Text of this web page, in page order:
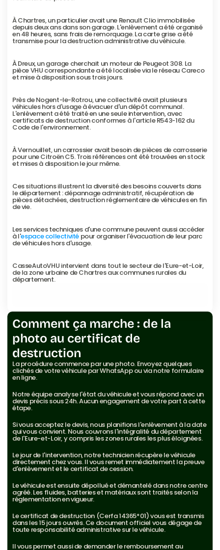
À Chartres, un particulier avait une Renault Clio immobilisée
depuis deux ans dans son garage. L'enlèvement a été organisé
en 48 heures, sans frais de remorquage. La carte grise a été
transmise pour la destruction administrative du véhicule.
À Dreux, un garage cherchait un moteur de Peugeot 308. La
pièce VHU correspondante a été localisée via le réseau Careco
et mise à disposition sous trois jours.
Près de Nogent-le-Rotrou, une collectivité avait plusieurs
véhicules hors d'usage à évacuer d'un dépôt communal.
L'enlèvement a été traité en une seule intervention, avec
certificats de destruction conformes à l'article R543-162 du
Code de l'environnement.
À Vernouillet, un carrossier avait besoin de pièces de carrosserie
pour une Citroën C5. Trois références ont été trouvées en stock
et mises à disposition le jour même.
Ces situations illustrent la diversité des besoins couverts dans
le département : dépannage administratif, récupération de
pièces détachées, destruction réglementaire de véhicules en fin
de vie.
Les services techniques d'une commune peuvent aussi accéder
à l'espace collectivité pour organiser l'évacuation de leur parc
de véhicules hors d'usage.
CasseAutoVHU intervient dans tout le secteur de l'Eure-et-Loir,
de la zone urbaine de Chartres aux communes rurales du
département.
Comment ça marche : de la
photo au certificat de
destruction
La procédure commence par une photo. Envoyez quelques
clichés de votre véhicule par WhatsApp ou via notre formulaire
en ligne.
Notre équipe analyse l'état du véhicule et vous répond avec un
devis précis sous 24h. Aucun engagement de votre part à cette
étape.
Si vous acceptez le devis, nous planifions l'enlèvement à la date
qui vous convient. Nous couvrons l'intégralité du département
de l'Eure-et-Loir, y compris les zones rurales les plus éloignées.
Le jour de l'intervention, notre technicien récupère le véhicule
directement chez vous. Il vous remet immédiatement la preuve
d'enlèvement et le certificat de cession.
Le véhicule est ensuite dépollué et démantelé dans notre centre
agréé. Les fluides, batteries et matériaux sont traités selon la
réglementation en vigueur.
Le certificat de destruction (Cerfa 14365*01) vous est transmis
dans les 15 jours ouvrés. Ce document officiel vous dégage de
toute responsabilité administrative sur le véhicule.
Il vous permet aussi de demander le remboursement au